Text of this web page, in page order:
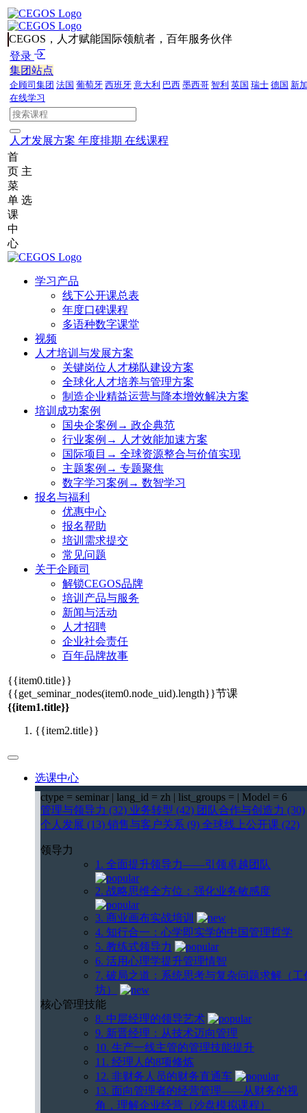
CEGOS，人才赋能国际领航者，百年服务伙伴
登录
集团站点
企顾司集团 法国 葡萄牙 西班牙 意大利 巴西 墨西哥 智利 英国 瑞士 德国 新
在线学习
人才发展方案 年度排期 在线课程
首
页 主
菜
单 选
课
中
心
学习产品
线下公开课总表
年度口碑课程
多语种数字课堂
视频
人才培训与发展方案
关键岗位人才梯队建设方案
全球化人才培养与管理方案
制造企业精益运营与降本增效解决方案
培训成功案例
国央企案例→ 政企典范
行业案例→ 人才效能加速方案
国际项目→ 全球资源整合与价值实现
主题案例→ 专题聚焦
数字学习案例→ 数智学习
报名与福利
优惠中心
报名帮助
培训需求提交
常见问题
关于企顾司
解锁CEGOS品牌
培训产品与服务
新闻与活动
人才招聘
企业社会责任
百年品牌故事
{{item0.title}}
{{get_seminar_nodes(item0.node_uid).length}}节课
{{item1.title}}
{{item2.title}}
选课中心
ctype = seminar | lang_id = zh | list_groups = | Model = 6
管理与领导力 (32) 业务转型 (42) 团队合作与创造力 (30)
个人发展 (13) 销售与客户关系 (9) 全球线上公开课 (22)
领导力
1. 全面提升领导力——引领卓越团队
2. 战略思维全方位：强化业务敏感度
3. 商业画布实战培训
4. 知行合一：心学即实学的中国管理哲学
5. 教练式领导力
6. 活用心理学提升管理情智
7. 破局之道：系统思考与复杂问题求解（工
坊）
核心管理技能
8. 中层经理的领导艺术
9. 新晋经理：从技术迈向管理
10. 生产一线主管的管理技能提升
11. 经理人的8项修炼
12. 非财务人员的财务直通车
13. 面向管理者的经营管理——从财务的视
角，理解企业经营（沙盘模拟课程）